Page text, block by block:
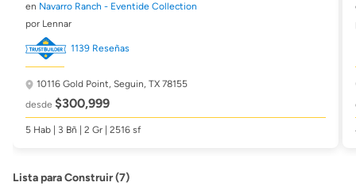
en Navarro Ranch - Eventide Collection
por Lennar
1139 Reseñas
10116 Gold Point, Seguin, TX 78155
desde $300,999
5 Hab | 3 Bñ | 2 Gr | 2516 sf
Lista para Construir (7)